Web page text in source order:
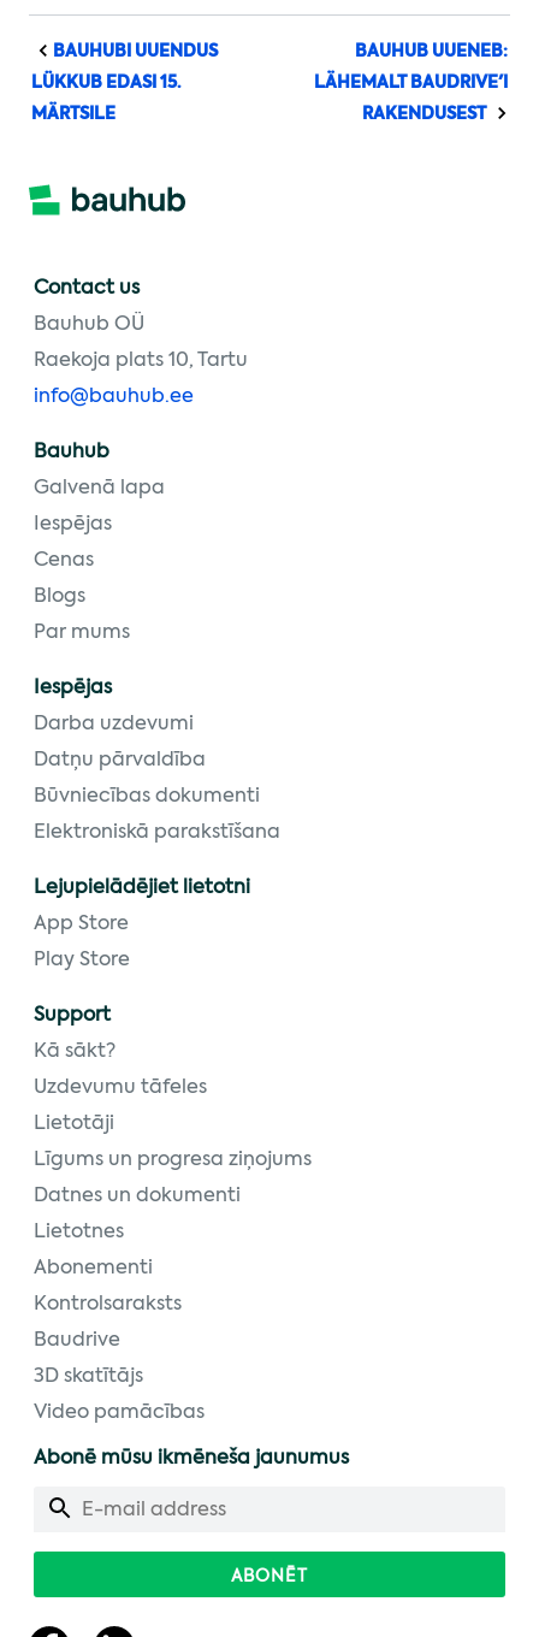
BAUHUBI UUENDUS
LÜKKUB EDASI 15.
MÄRTSILE
BAUHUB UUENEB:
LÄHEMALT BAUDRIVE'I
RAKENDUSEST
Contact us
Bauhub OÜ
Raekoja plats 10, Tartu
info@bauhub.ee
Bauhub
Galvenā lapa
Iespējas
Cenas
Blogs
Par mums
Iespējas
Darba uzdevumi
Datņu pārvaldība
Būvniecības dokumenti
Elektroniskā parakstīšana
Lejupielādējiet lietotni
App Store
Play Store
Support
Kā sākt?
Uzdevumu tāfeles
Lietotāji
Līgums un progresa ziņojums
Datnes un dokumenti
Lietotnes
Abonementi
Kontrolsaraksts
Baudrive
3D skatītājs
Video pamācības
Abonē mūsu ikmēneša jaunumus